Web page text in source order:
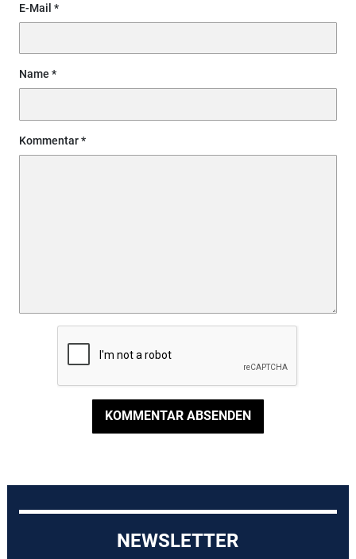
E-Mail
Name
Kommentar
KOMMENTAR ABSENDEN
NEWSLETTER